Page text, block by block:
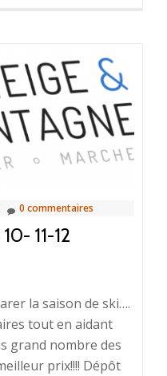
0 commentaires
11-12
la saison de ski….
tout en aidant
grand nombre des
prix!!!! Dépôt